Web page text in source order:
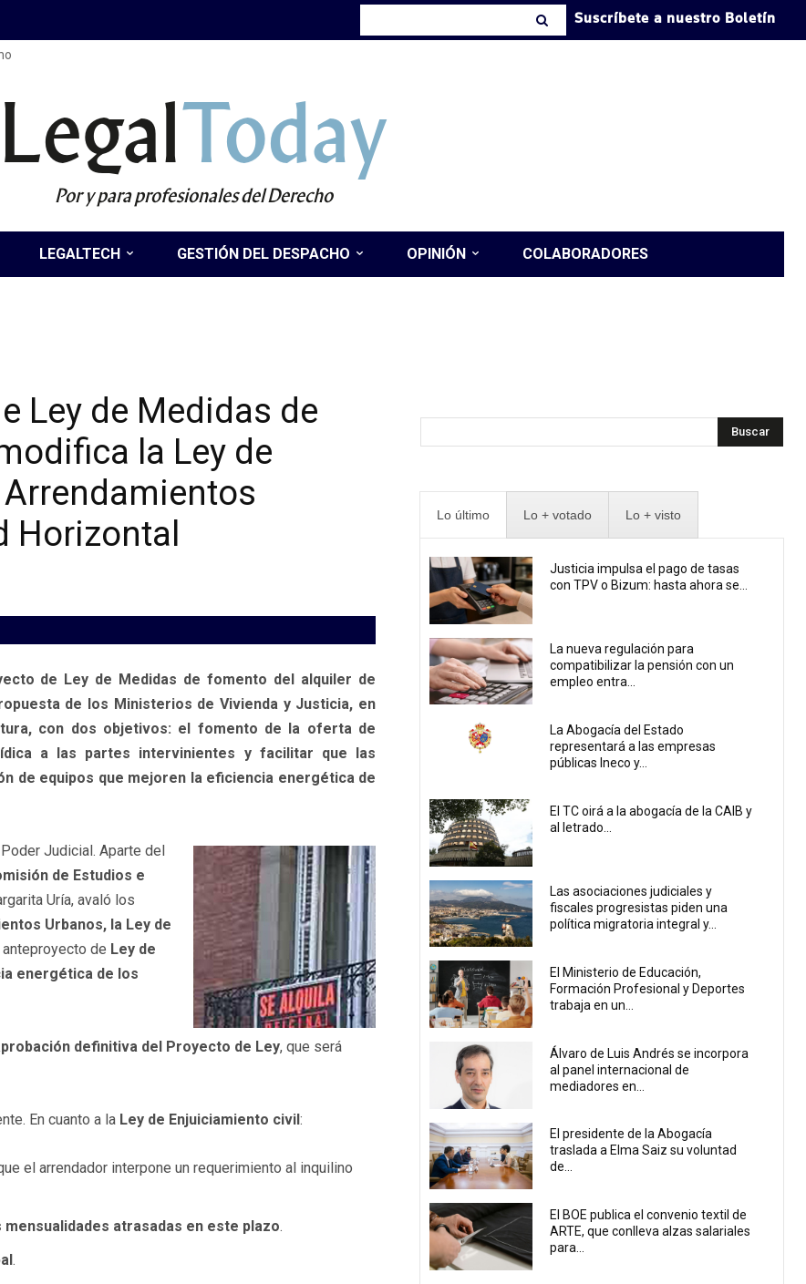
Suscríbete a nuestro Boletín
LegalToday
Por y para profesionales del Derecho
LEGALTECH GESTIÓN DEL DESPACHO OPINIÓN COLABORADORES
Ley de Medidas de
la Ley de
Horizontal
de Ley de Medidas de fomento del alquiler de
de los Ministerios de Vivienda y Justicia, en
con dos objetivos: el fomento de la oferta de
a las partes intervinientes y facilitar que las
de equipos que mejoren la eficiencia energética de
Judicial. Aparte del
de Estudios e
Uría, avaló los
Urbanos, la Ley de
anteproyecto de Ley de
energética de los
definitiva del Proyecto de Ley, que será
En cuanto a la Ley de Enjuiciamiento civil :
el arrendador interpone un requerimiento al inquilino
mensualidades atrasadas en este plazo.
.
Buscar
Lo último Lo + votado Lo + visto
Justicia impulsa el pago de tasas
con TPV o Bizum: hasta ahora se...
La nueva regulación para
compatibilizar la pensión con un
empleo entra...
La Abogacía del Estado
representará a las empresas
públicas Ineco y...
El TC oirá a la abogacía de la CAIB y
al letrado...
Las asociaciones judiciales y
fiscales progresistas piden una
política migratoria integral y...
El Ministerio de Educación,
Formación Profesional y Deportes
trabaja en un...
Álvaro de Luis Andrés se incorpora
al panel internacional de
mediadores en...
El presidente de la Abogacía
traslada a Elma Saiz su voluntad
de...
El BOE publica el convenio textil de
ARTE, que conlleva alzas salariales
para...